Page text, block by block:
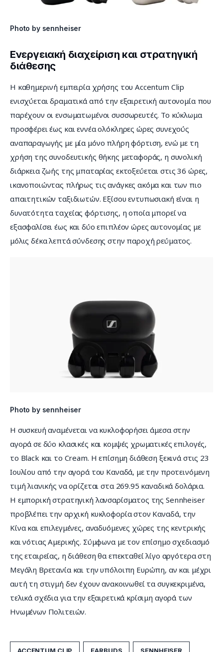
Photo by sennheiser
Ενεργειακή διαχείριση και στρατηγική
διάθεσης
Η καθημερινή εμπειρία χρήσης του Accentum Clip
ενισχύεται δραματικά από την εξαιρετική αυτονομία που
παρέχουν οι ενσωματωμένοι συσσωρευτές. Το κύκλωμα
προσφέρει έως και εννέα ολόκληρες ώρες συνεχούς
αναπαραγωγής με μία μόνο πλήρη φόρτιση, ενώ με τη
χρήση της συνοδευτικής θήκης μεταφοράς, η συνολική
διάρκεια ζωής της μπαταρίας εκτοξεύεται στις 36 ώρες,
ικανοποιώντας πλήρως τις ανάγκες ακόμα και των πιο
απαιτητικών ταξιδιωτών. Εξίσου εντυπωσιακή είναι η
δυνατότητα ταχείας φόρτισης, η οποία μπορεί να
εξασφαλίσει έως και δύο επιπλέον ώρες αυτονομίας με
μόλις δέκα λεπτά σύνδεσης στην παροχή ρεύματος.
Photo by sennheiser
Η συσκευή αναμένεται να κυκλοφορήσει άμεσα στην
αγορά σε δύο κλασικές και κομψές χρωματικές επιλογές,
το Black και το Cream. Η επίσημη διάθεση ξεκινά στις 23
Ιουλίου από την αγορά του Καναδά, με την προτεινόμενη
τιμή λιανικής να ορίζεται στα 269.95 καναδικά δολάρια.
Η εμπορική στρατηγική λανσαρίσματος της Sennheiser
προβλέπει την αρχική κυκλοφορία στον Καναδά, την
Κίνα και επιλεγμένες, αναδυόμενες χώρες της κεντρικής
και νότιας Αμερικής. Σύμφωνα με τον επίσημο σχεδιασμό
της εταιρείας, η διάθεση θα επεκταθεί λίγο αργότερα στη
Μεγάλη Βρετανία και την υπόλοιπη Ευρώπη, αν και μέχρι
αυτή τη στιγμή δεν έχουν ανακοινωθεί τα συγκεκριμένα,
τελικά σχέδια για την εξαιρετικά κρίσιμη αγορά των
Ηνωμένων Πολιτειών.
ACCENTUM CLIP EARBUDS SENNHEISER